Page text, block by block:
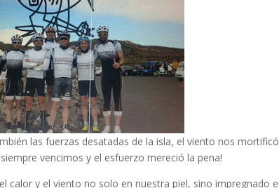
las fuerzas desatadas de la isla, el viento nos
vencimos y el esfuerzo mereció la pena!
calor y el viento no solo en nuestra piel, sino impregnado